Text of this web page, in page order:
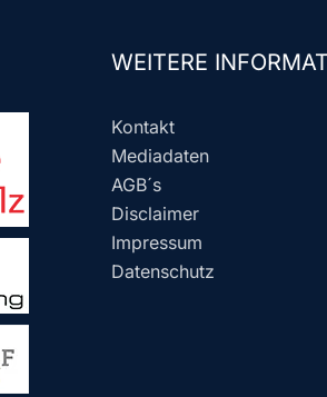
WEITERE
Kontakt
Mediadaten
AGB´s
Disclaimer
Impressum
Datenschutz